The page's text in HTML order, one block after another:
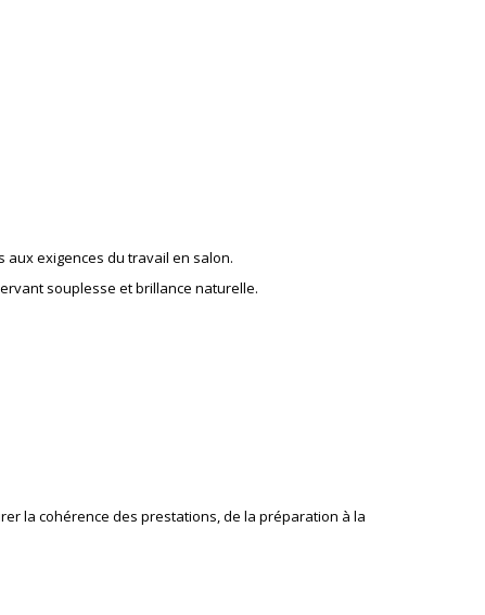
exigences du travail en salon.
souplesse et brillance naturelle.
la cohérence des prestations, de la préparation à la